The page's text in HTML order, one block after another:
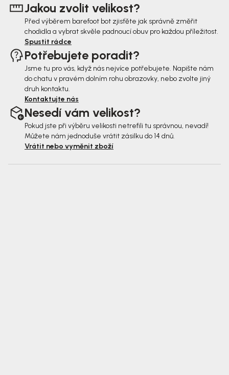
Jakou zvolit velikost?
Před výběrem barefoot bot zjisťěte jak správně změřit
chodidla a vybrat skvěle padnoucí obuv pro každou příležitost.
Spustit rádce
Potřebujete poradit?
Jsme tu pro vás, když nás nejvíce potřebujete. Napište nám
do chatu v pravém dolním rohu obrazovky, nebo zvolte jiný
druh kontaktu.
Kontaktujte nás
Nesedí vám velikost?
Pokud jste při výběru velikosti netrefili tu správnou, nevadí!
Můžete nám jednoduše vrátit zásilku do 14 dnů.
Vrátit nebo vyměnit zboží